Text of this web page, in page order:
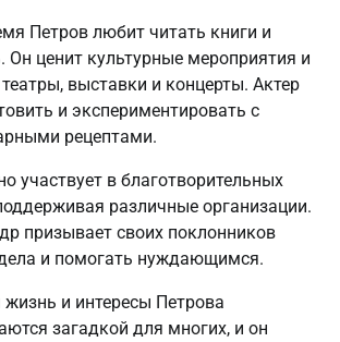
Петров любит читать книги и
Он ценит культурные мероприятия и
выставки и концерты. Актер
и экспериментировать с
рецептами.
участвует в благотворительных
различные организации.
призывает своих поклонников
и помогать нуждающимся.
и интересы Петрова
загадкой для многих, и он